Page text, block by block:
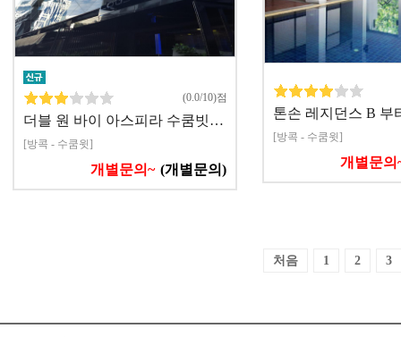
(0.0/10)점
더블 원 바이 아스피라 수쿰빗…
[방콕 - 수쿰윗]
개별문의~ (개별문의)
톤손 레지던스 B 부
[방콕 - 수쿰윗]
개별문의
처음 1 2 3